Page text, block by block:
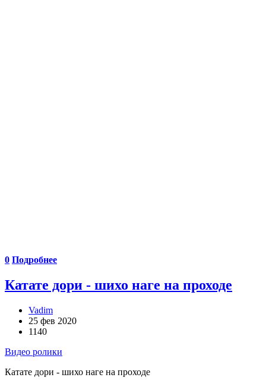
0 Подробнее
Катате дори - шихо наге на проходе
Vadim
25 фев 2020
1140
Видео ролики
Катате дори - шихо наге на проходе